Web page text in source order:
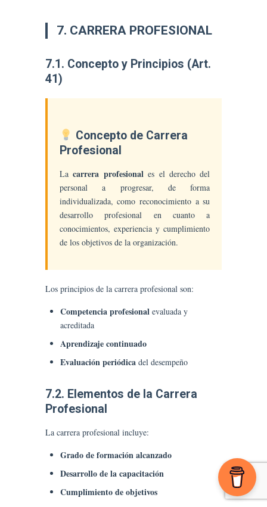
7. CARRERA PROFESIONAL
7.1. Concepto y Principios (Art.
41)
Concepto de Carrera
Profesional
Lacarrera profesionales el derecho del
personal a progresar, de forma
individualizada, como reconocimiento a su
desarrollo profesional en cuanto a
conocimientos, experiencia y cumplimiento
de los objetivos de la organización.
Los principios de la carrera profesional son:
Competencia profesionalevaluada y
acreditada
Aprendizaje continuado
Evaluación periódicadel desempeño
7.2. Elementos de la Carrera
Profesional
La carrera profesional incluye:
Grado de formación alcanzado
Desarrollo de la capacitación
Cumplimiento de objetivos